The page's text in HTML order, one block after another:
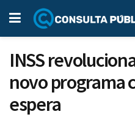
INSS
novo programa
espera